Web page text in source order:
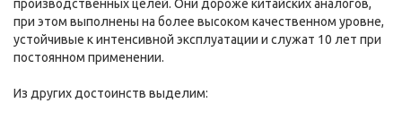
производственных целей. Они дороже китайских аналогов,
при этом выполнены на более высоком качественном уровне,
устойчивые к интенсивной эксплуатации и служат 10 лет при
постоянном применении.
Из других достоинств выделим: